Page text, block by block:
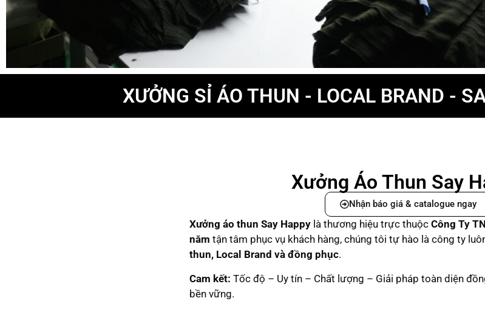
XƯỞNG SỈ ÁO THUN - LOCAL BRAND -
Xưởng Áo Thun Say
Nhận báo giá & catalogue ngay
Xưởng áo thun Say Happy là thương hiệu trực thuộc Công Ty
năm tận tâm phục vụ khách hàng, chúng tôi tự hào là công ty
thun, Local Brand và đồng phục.
Cam kết: Tốc độ – Uy tín – Chất lượng – Giải pháp toàn diện
bền vững.